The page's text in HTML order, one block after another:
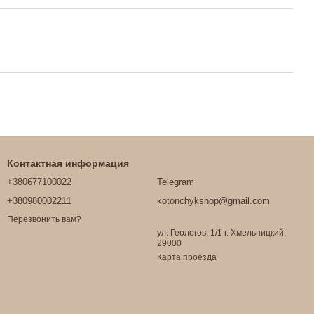
Контактная информация
+380677100022
+380980002211
Перезвонить вам?
Telegram
kotonchykshop@gmail.com
ул. Геологов, 1/1 г. Хмельницкий,
29000
Карта проезда